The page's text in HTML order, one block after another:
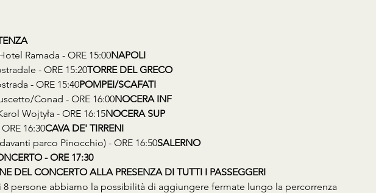
Ramada - ORE 15:00NAPOLI
- ORE 15:20TORRE DEL GRECO
- ORE 15:40POMPEI/SCAFATI
Conad - ORE 16:00NOCERA INF
Wojtyła - ORE 16:15NOCERA SUP
16:30CAVA DE' TIRRENI
parco Pinocchio) - ORE 16:50SALERNO
- ORE 17:30
DEL CONCERTO ALLA PRESENZA DI TUTTI I PASSEGGERI
persone abbiamo la possibilità di aggiungere fermate lungo la percorrenza